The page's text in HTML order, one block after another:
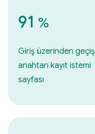
91 %
Giriş üzerinden geçiş
anahtarı kayıt istemi
sayfası